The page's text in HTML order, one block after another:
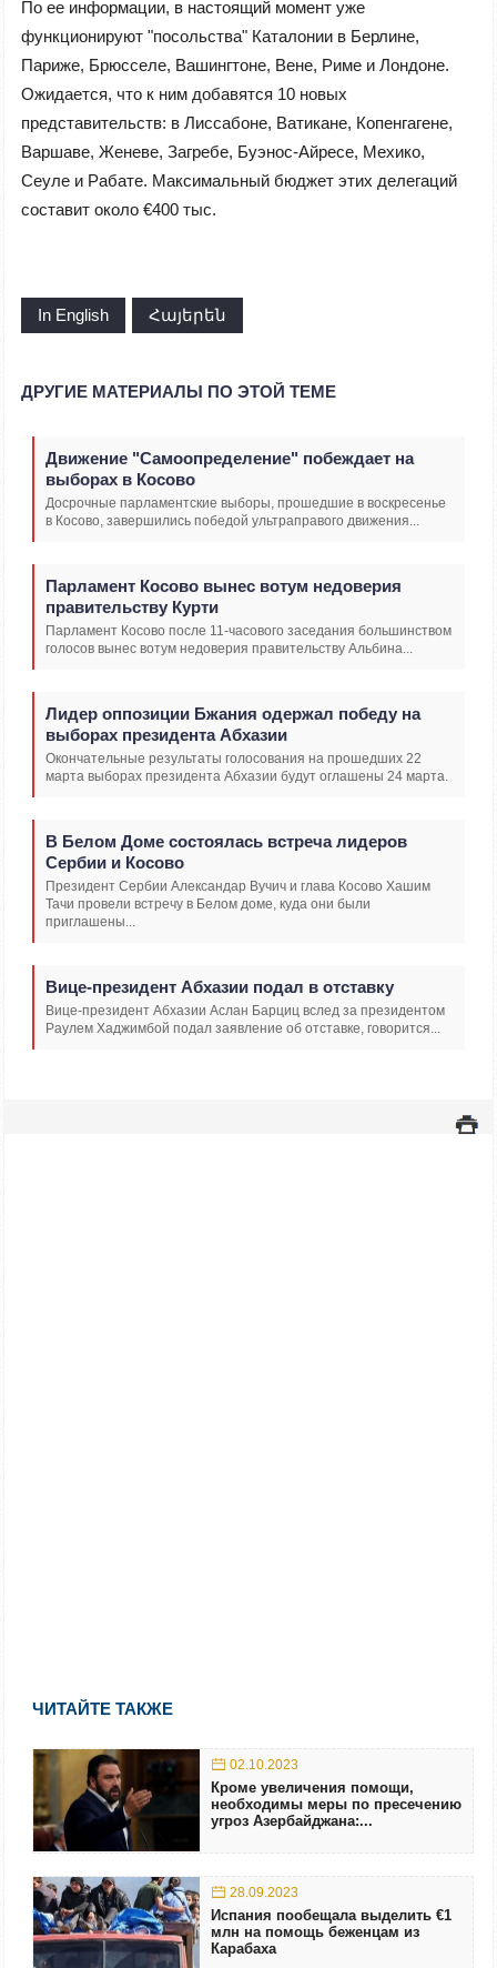
По ее информации, в настоящий момент уже
функционируют "посольства" Каталонии в Берлине,
Париже, Брюсселе, Вашингтоне, Вене, Риме и Лондоне.
Ожидается, что к ним добавятся 10 новых
представительств: в Лиссабоне, Ватикане, Копенгагене,
Варшаве, Женеве, Загребе, Буэнос-Айресе, Мехико,
Сеуле и Рабате. Максимальный бюджет этих делегаций
составит около €400 тыс.
In English Հայերեն
ДРУГИЕ МАТЕРИАЛЫ ПО ЭТОЙ ТЕМЕ
Движение "Самоопределение" побеждает на
выборах в Косово
Досрочные парламентские выборы, прошедшие в воскресенье
в Косово, завершились победой ультраправого движения...
Парламент Косово вынес вотум недоверия
правительству Курти
Парламент Косово после 11-часового заседания большинством
голосов вынес вотум недоверия правительству Альбина...
Лидер оппозиции Бжания одержал победу на
выборах президента Абхазии
Окончательные результаты голосования на прошедших 22
марта выборах президента Абхазии будут оглашены 24 марта.
В Белом Доме состоялась встреча лидеров
Сербии и Косово
Президент Сербии Александар Вучич и глава Косово Хашим
Тачи провели встречу в Белом доме, куда они были
приглашены...
Вице-президент Абхазии подал в отставку
Вице-президент Абхазии Аслан Барциц вслед за президентом
Раулем Хаджимбой подал заявление об отставке, говорится...
ЧИТАЙТЕ ТАКЖЕ
02.10.2023
Кроме увеличения помощи,
необходимы меры по пресечению
угроз Азербайджана:...
28.09.2023
Испания пообещала выделить €1
млн на помощь беженцам из
Карабаха